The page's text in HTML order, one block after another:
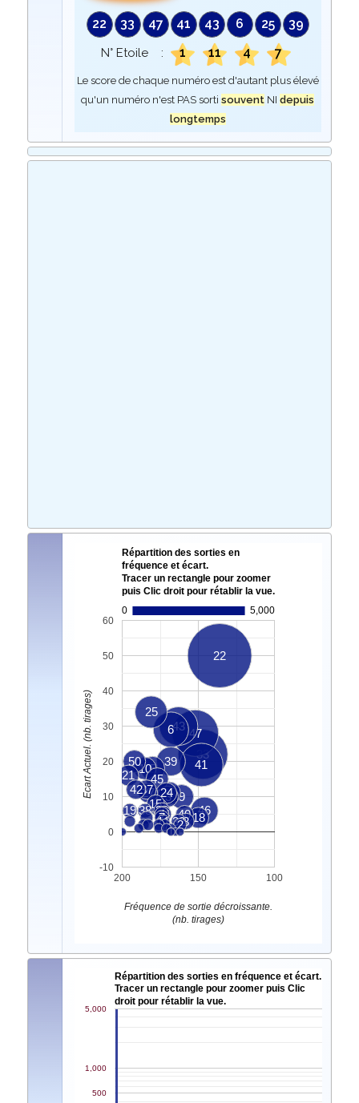
22 33 47 41 43 6 25 39
N° Etoile : 1 11 4 7
Le score de chaque numéro est d'autant plus élevé
qu'un numéro n'est PAS sortisouvent NIdepuis
longtemps
Répartition des sorties en
fréquence et écart.
Tracer un rectangle pour zoomer
puis Clic droit pour rétablir la vue.
0
5,000
22
33
47
41
43
6
25
39
46
5
9
10
28
45
50
3
18
21
24
27
37
42
12
15
40
8
30
34
4
7
19
32
38
2
11
1
200 150 100
-10
0
10
20
30
40
50
60
Fréquence de sortie décroissante.
(nb. tirages)
Ecart Actuel. (nb. tirages)
Répartition des sorties en fréquence et écart.
Tracer un rectangle pour zoomer puis Clic
droit pour rétablir la vue.
500
1,000
5,000